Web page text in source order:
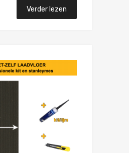
Verder lezen